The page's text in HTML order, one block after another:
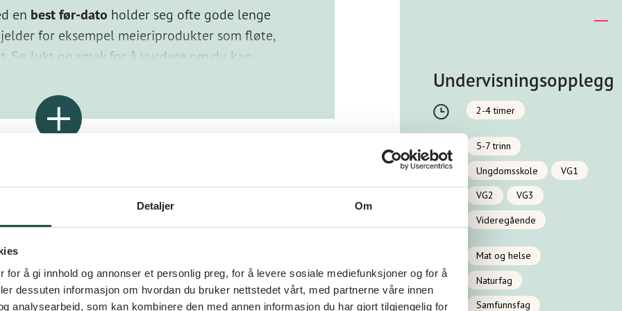
Detaljer Om
for å gi innhold og annonser et personlig preg, for å levere sosiale mediefunksjoner og for å
dessuten informasjon om hvordan du bruker nettstedet vårt, med partnerne våre innen
analysearbeid, som kan kombinere den med annen informasjon du har gjort tilgjengelig for
en best før-dato holder seg ofte gode lenge
for eksempel meieriprodukter som fløte,
Se, lukt og smak for å vurdere om du kan
fisk, skalldyr, kylling, pølser, kjøttdeig og
selv om de oppbevares i kjøleskapet.
Mange kaster likevel mat, bare fordi den
lukte og smake på den først. Noen kaller
tenker vi på hvilken type mat vi spiser, hva vi
det er i det vi spiser og drikker.
og reflekterer over egne
Undervisningsopplegg
2-4 timer
5-7 trinn
Ungdomsskole
VG1
VG2
VG3
Videregående
Mat og helse
Naturfag
Samfunnsfag